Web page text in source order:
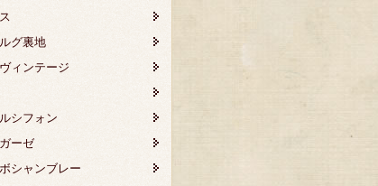
グ裏地
ィンテージ
シフォン
ーゼ
シャンブレー